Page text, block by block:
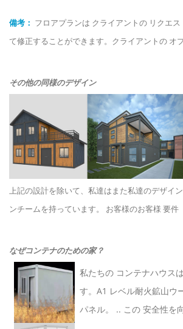
備考： フロアプランは クライアントの リクエ
て修正することができます。クライアントの オ
その他の同様のデザイン
上記の設計を除いて、私達はまた私達のデザイ
ンチームを持っています。 お客様のお客様 要件
なぜコンテナのための家？
私たちの コンテナハウス
す。A1 レベル耐火鉱山ウ
パネル。 .. この 安全性を